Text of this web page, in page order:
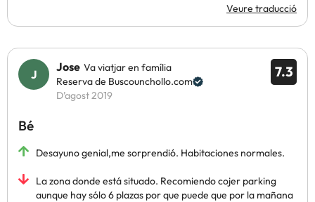
Veure traducció
7.3
Jose Va viatjar en família
Reserva de Buscounchollo.com
D’agost 2019
Bé
Desayuno genial,me sorprendió. Habitaciones normales.
La zona donde está situado. Recomiendo cojer parking
aunque hay sólo 6 plazas por que puede que por la mañana